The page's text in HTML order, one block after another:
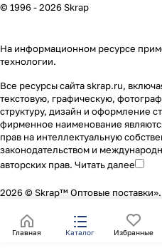
© 1996 - 2026 Skrap
На информационном ресурсе
технологии.
Все ресурсы сайта skrap.ru,
текстовую, графическую,
структуру, дизайн и оформление
фирменное наименование
прав на интеллектуальную
законодательством и
авторских прав. Читать далее
2026 © Skrap™ Оптовые поставки».
Главная Каталог Избранные